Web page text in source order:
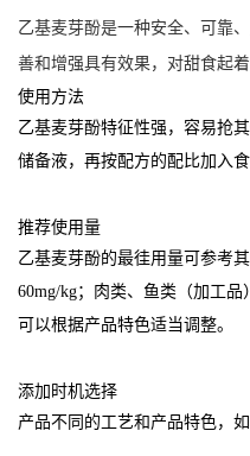
乙基麦芽酚是一种安全、可靠
善和增强具有效果，对甜食起
使用方法
乙基麦芽酚特征性强，容易抢
储备液，再按配方的配比加入
推荐使用量
乙基麦芽酚的最徍用量可参考
60mg/kg；肉类、鱼类（加工
可以根据产品特色适当调整。
添加时机选择
产品不同的工艺和产品特色，